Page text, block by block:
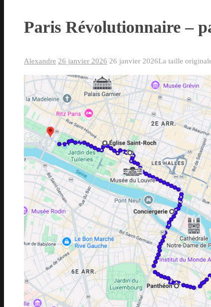
Paris Révolutionnaire –
Alexandre 26 janvier 2026 26 janvier 2026La taille